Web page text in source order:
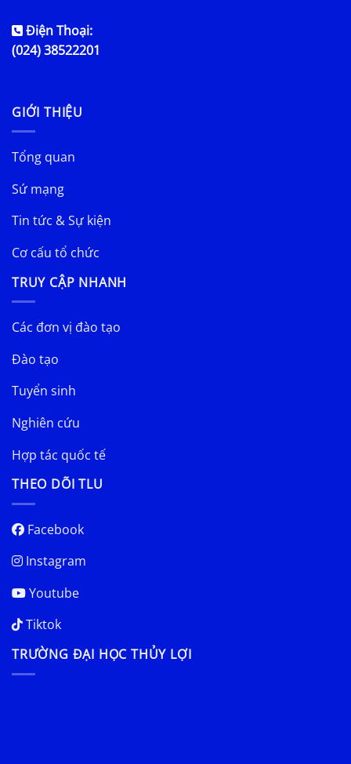
Điện Thoại:
(024) 38522201
GIỚI THIỆU
Tổng quan
Sứ mạng
Tin tức & Sự kiện
Cơ cấu tổ chức
TRUY CẬP NHANH
Các đơn vị đào tạo
Đào tạo
Tuyển sinh
Nghiên cứu
Hợp tác quốc tế
THEO DÕI TLU
Facebook
Instagram
Youtube
Tiktok
TRƯỜNG ĐẠI HỌC THỦY LỢI